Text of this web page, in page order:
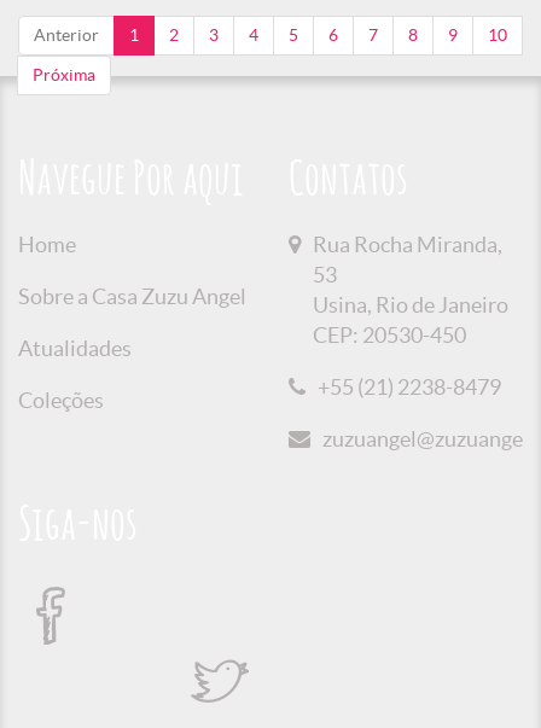
Anterior 1 2 3 4 5 6 7 8 9 10
Próxima
Home
Sobre a Casa Zuzu Angel
Atualidades
Coleções
Rua Rocha Miranda,
53
Usina, Rio de Janeiro
CEP: 20530-450
+55 (21) 2238-8479